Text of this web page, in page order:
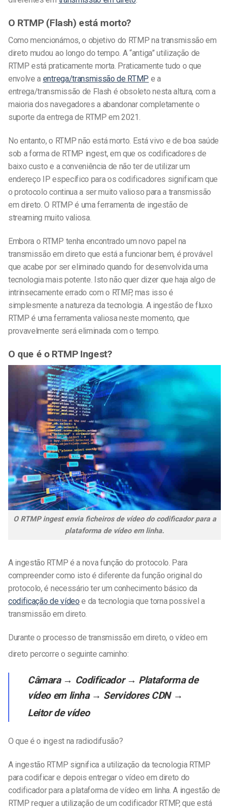
O RTMP (Flash) está morto?
Como mencionámos, o objetivo do RTMP na transmissão em
direto mudou ao longo do tempo. A “antiga” utilização de
RTMP está praticamente morta. Praticamente tudo o que
envolve a entrega/transmissão de RTMP e a
entrega/transmissão de Flash é obsoleto nesta altura, com a
maioria dos navegadores a abandonar completamente o
suporte da entrega de RTMP em 2021.
No entanto, o RTMP não está morto. Está vivo e de boa saúde
sob a forma de RTMP ingest, em que os codificadores de
baixo custo e a conveniência de não ter de utilizar um
endereço IP específico para os codificadores significam que
o protocolo continua a ser muito valioso para a transmissão
em direto.O RTMP é uma ferramenta de ingestão de
streaming muito valiosa.
Embora o RTMP tenha encontrado um novo papel na
transmissão em direto que está a funcionar bem, é provável
que acabe por ser eliminado quando for desenvolvida uma
tecnologia mais potente. Isto não quer dizer que haja algo de
intrinsecamente errado com o RTMP, mas isso é
simplesmente a natureza da tecnologia. A ingestão de fluxo
RTMP é uma ferramenta valiosa neste momento, que
provavelmente será eliminada com o tempo.
O que é o RTMP Ingest?
O RTMP ingest envia ficheiros de vídeo do codificador para a
plataforma de vídeo em linha.
A ingestão RTMP é a nova função do protocolo. Para
compreender como isto é diferente da função original do
protocolo, é necessário ter um conhecimento básico da
codificação de vídeo e da tecnologia que torna possível a
transmissão em direto.
Durante o processo de transmissão em direto, o vídeo em
direto percorre o seguinte caminho:
Câmara → Codificador → Plataforma de
vídeo em linha → Servidores CDN →
Leitor de vídeo
O que é o ingest na radiodifusão?
A ingestão RTMP significa a utilização da tecnologia RTMP
para codificar e depois entregar o vídeo em direto do
codificador para a plataforma de vídeo em linha. A ingestão de
RTMP requer a utilização de um codificador RTMP, que está